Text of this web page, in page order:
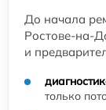
До начала
Ростове-на-
и
только